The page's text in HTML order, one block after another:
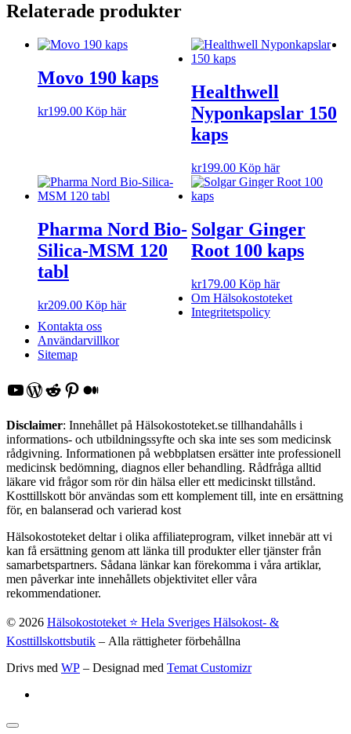
Relaterade produkter
Movo 190 kaps
kr199.00 Köp här
Healthwell
Nyponkapslar 150
kaps
kr199.00 Köp här
Pharma Nord Bio-
Silica-MSM 120
tabl
kr209.00 Köp här
Solgar Ginger
Root 100 kaps
kr179.00 Köp här
Om Hälsokostoteket
Integritetspolicy
Kontakta oss
Användarvillkor
Sitemap
YouTube
WordPress
Reddit
Pinterest
Medium
Disclaimer: Innehållet på Hälsokostoteket.se tillhandahålls i
informations- och utbildningssyfte och ska inte ses som medicinsk
rådgivning. Informationen på webbplatsen ersätter inte professionell
medicinsk bedömning, diagnos eller behandling. Rådfråga alltid
läkare vid frågor som rör din hälsa eller ett medicinskt tillstånd.
Kosttillskott bör användas som ett komplement till, inte en ersättning
för, en balanserad och varierad kost
Hälsokostoteket deltar i olika affiliateprogram, vilket innebär att vi
kan få ersättning genom att länka till produkter eller tjänster från
samarbetspartners. Sådana länkar kan förekomma i våra artiklar,
men påverkar inte innehållets objektivitet eller våra
rekommendationer.
© 2026 Hälsokostoteket ⭐️ Hela Sveriges Hälsokost- &
Kosttillskottsbutik – Alla rättigheter förbehållna
Drivs med WP – Designad med Temat Customizr